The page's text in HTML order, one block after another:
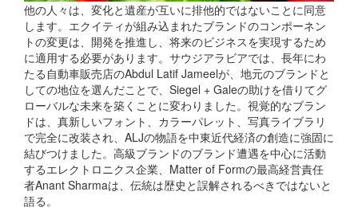
他の人々は、変化と遺産が互いに排他的ではないことに同意
します。エクイティが組み込まれたブランドのコンポーネン
トの変更は、開発を推進し、将来のビジネスを実現するため
に適用する必要があります。サウジアラビアでは、長年にわ
たる自動車販売店のAbdul Latif Jameelが、地元のブランドと
しての地位を選んだことで、Siegel + Galeの助けを借りてグ
ローバルな未来を築くことに変わりました。視覚的なブラン
ドは、真新しいフォント、カラーパレット、写真ライブラリ
で完全に改装され、ALJの物語を中東近代経済の創造に強固に
結びつけました。高級ブランドのブランド遭遇を中心に活動
するエレクトロニクス企業、Matter of Formの最高経営責任
者Anant Sharmaは、伝統は歴史と誤解されるべきではないと
語る。